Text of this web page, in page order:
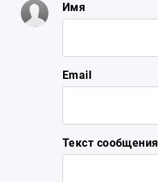
Имя
Email
Текст сообщения